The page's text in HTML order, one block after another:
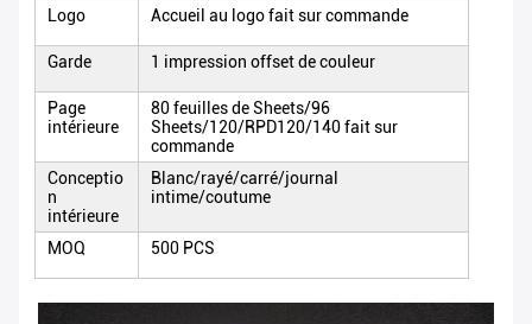
Logo Accueil au logo fait sur commande
Garde 1 impression offset de couleur
Page
intérieure
80 feuilles de Sheets/96
Sheets/120/RPD120/140 fait sur
commande
Conceptio
n
intérieure
Blanc/rayé/carré/journal
intime/coutume
MOQ 500 PCS